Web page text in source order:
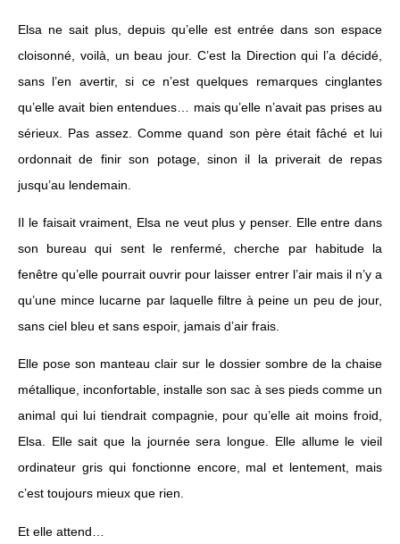
Elsa ne sait plus, depuis qu’elle est entrée dans son espace
cloisonné, voilà, un beau jour. C’est la Direction qui l’a décidé,
sans l’en avertir, si ce n’est quelques remarques cinglantes
qu’elle avait bien entendues… mais qu’elle n’avait pas prises au
sérieux. Pas assez. Comme quand son père était fâché et lui
ordonnait de finir son potage, sinon il la priverait de repas
jusqu’au lendemain.
Il le faisait vraiment, Elsa ne veut plus y penser. Elle entre dans
son bureau qui sent le renfermé, cherche par habitude la
fenêtre qu’elle pourrait ouvrir pour laisser entrer l’air mais il n’y a
qu’une mince lucarne par laquelle filtre à peine un peu de jour,
sans ciel bleu et sans espoir, jamais d’air frais.
Elle pose son manteau clair sur le dossier sombre de la chaise
métallique, inconfortable, installe son sac à ses pieds comme un
animal qui lui tiendrait compagnie, pour qu’elle ait moins froid,
Elsa. Elle sait que la journée sera longue. Elle allume le vieil
ordinateur gris qui fonctionne encore, mal et lentement, mais
c’est toujours mieux que rien.
Et elle attend…